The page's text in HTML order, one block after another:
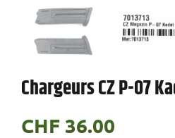
Chargeurs CZ P-07
CHF 36.00